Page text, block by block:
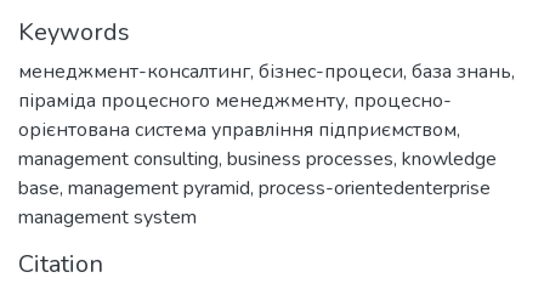
Keywords
менеджмент-консалтинг, бізнес-процеси, база знань,
піраміда процесного менеджменту, процесно-
орієнтована система управління підприємством,
management consulting, business processes, knowledge
base, management pyramid, process-orientedenterprise
management system
Citation